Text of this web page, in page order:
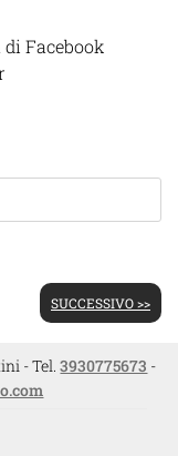
SUCCESSIVO >>
- Tel.3930775673 -